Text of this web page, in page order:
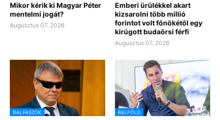
Mikor kérik ki Magyar Péter
mentelmi jogát?
Augusztus 07, 2026
Emberi ürülékkel akart
kizsarolni több millió
forintot volt főnökétől egy
kirúgott budaörsi férfi
Augusztus 07, 2026
BALFASZOK BELFÖLD